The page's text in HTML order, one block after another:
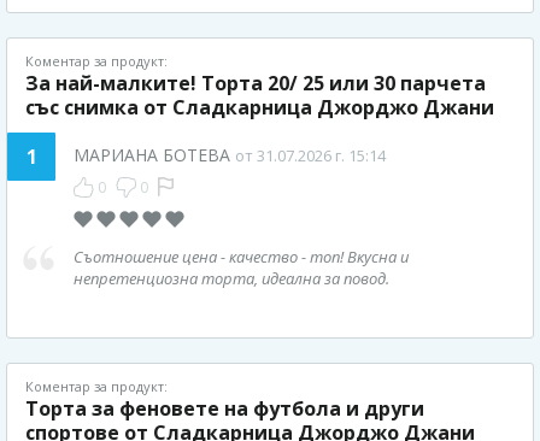
Коментар за продукт:
За най-малките! Торта 20/ 25 или 30 парчета
със снимка от Сладкарница Джорджо Джани
1
МАРИАНА БОТЕВА от 31.07.2026 г. 15:14
0 0
Съотношение цена - качество - топ! Вкусна и
непретенциозна торта, идеална за повод.
Коментар за продукт:
Торта за феновете на футбола и други
спортове от Сладкарница Джорджо Джани